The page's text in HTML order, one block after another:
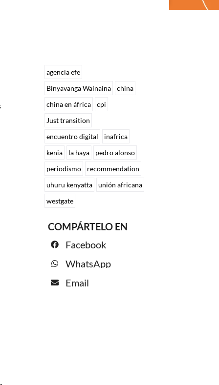
agencia efe
Binyavanga Wainaina
china
china en áfrica
cpi
Just transition
encuentro digital
inafrica
kenia
la haya
pedro alonso
periodismo
recommendation
uhuru kenyatta
unión africana
westgate
COMPÁRTELO EN
Facebook
WhatsApp
Email